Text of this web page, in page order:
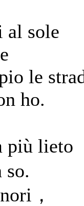
al sole
le
ho.
più lieto
so.
，